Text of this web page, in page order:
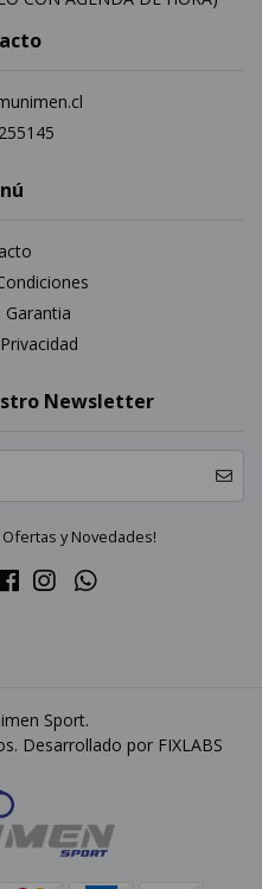
Garantia
Newsletter
y Novedades!
Sport.
Desarrollado por FIXLABS